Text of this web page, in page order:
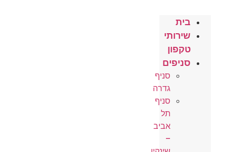
בית
שירותי
טקפון
סניפים
סניף
גדרה
סניף
תל
אביב
–